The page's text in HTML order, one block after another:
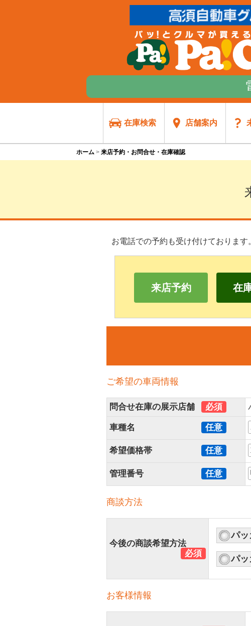
在庫検索 店舗案内
ホーム 来店予約・お問合せ・在庫確認
お電話での予約も受け付けております
来店予約 在
ご希望の車両情報
問合せ在庫の展示店舗 必須
車種名 任意
希望価格帯 任意
管理番号 任意
商談方法
今後の商談希望方法
必須
パッ
パッ
お客様情報